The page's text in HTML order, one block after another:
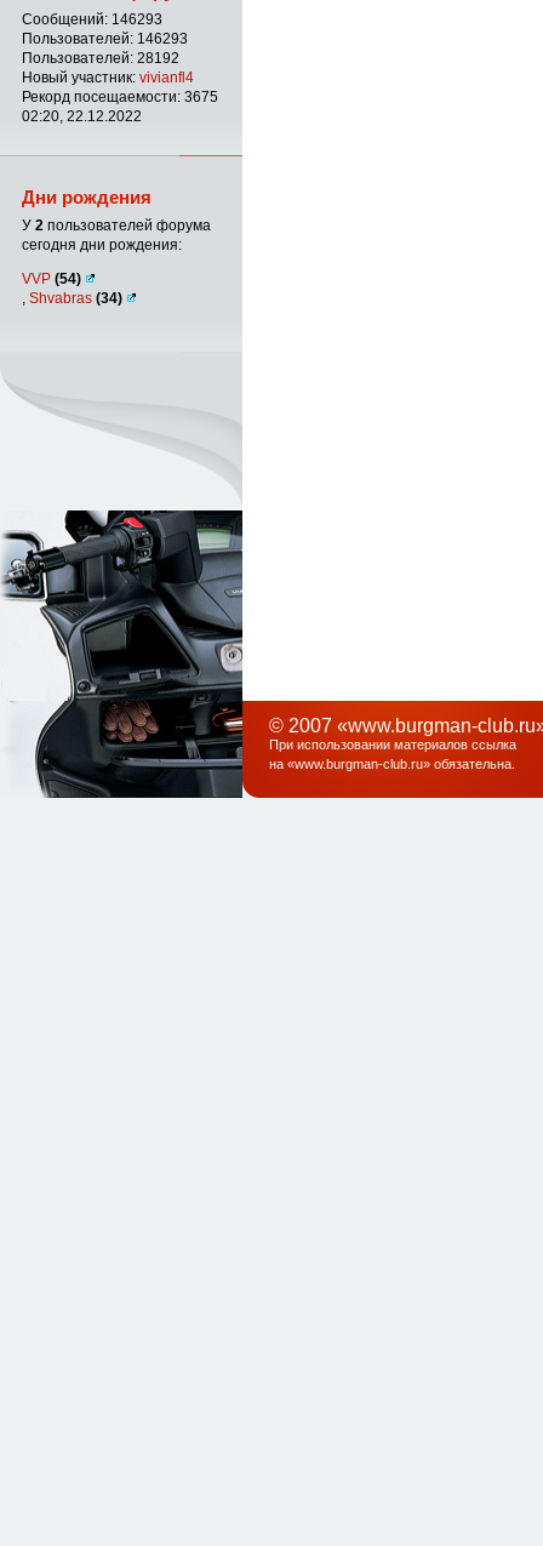
Сообщений: 146293
Пользователей: 146293
Пользователей: 28192
Новый участник: vivianfl4
Рекорд посещаемости: 3675
02:20, 22.12.2022
Дни рождения
У 2 пользователей форума
сегодня дни рождения:
VVP (54)
Shvabras (34)
© 2007 «www.burgman-
При использовании материалов ссылка
на «www.burgman-club.ru» обязательна